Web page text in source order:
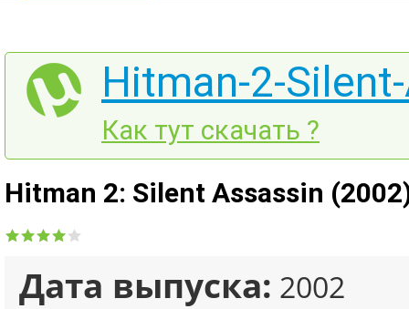
Hitman-2-
Как тут скачать ?
Hitman 2: Silent Assassin
Дата выпуска: 2002